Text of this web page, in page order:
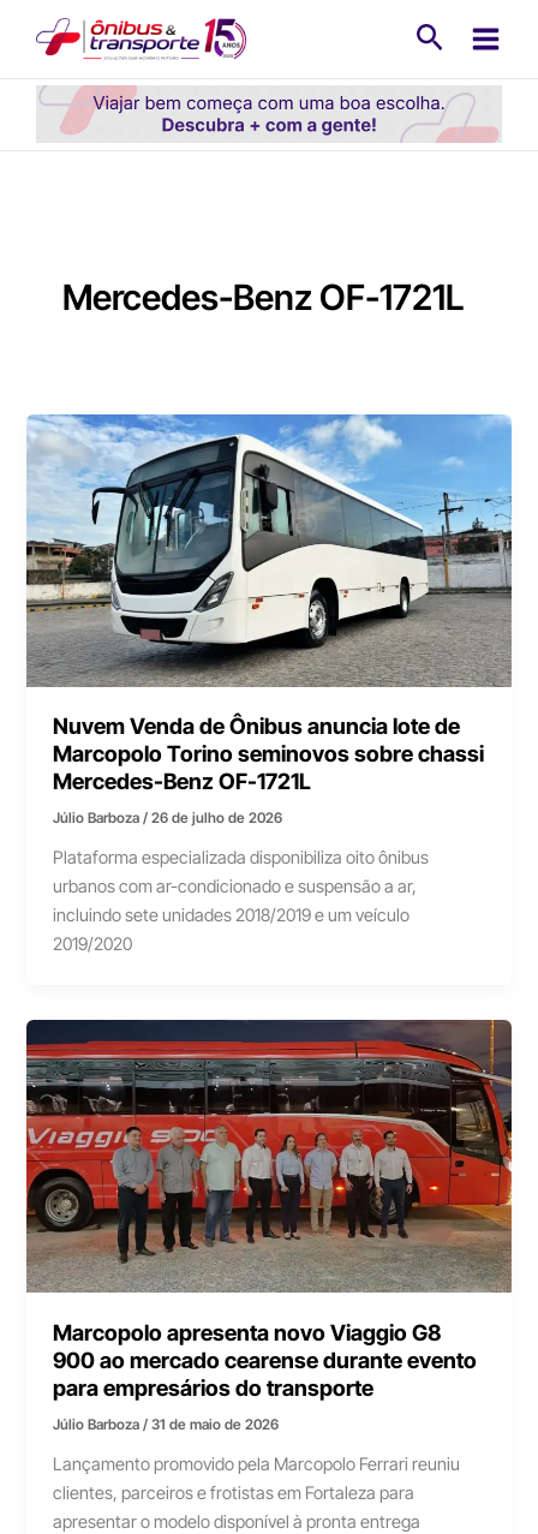
conteúdo
Mercedes-Benz OF-1721L
Nuvem Venda de Ônibus anuncia lote de
Marcopolo Torino seminovos sobre chassi
Mercedes-Benz OF-1721L
Júlio Barboza/26 de julho de 2026
Plataforma especializada disponibiliza oito ônibus
urbanos com ar-condicionado e suspensão a ar,
incluindo sete unidades 2018/2019 e um veículo
2019/2020
Marcopolo apresenta novo Viaggio G8
900 ao mercado cearense durante evento
para empresários do transporte
Júlio Barboza/31 de maio de 2026
Lançamento promovido pela Marcopolo Ferrari reuniu
clientes, parceiros e frotistas em Fortaleza para
apresentar o modelo disponível à pronta entrega